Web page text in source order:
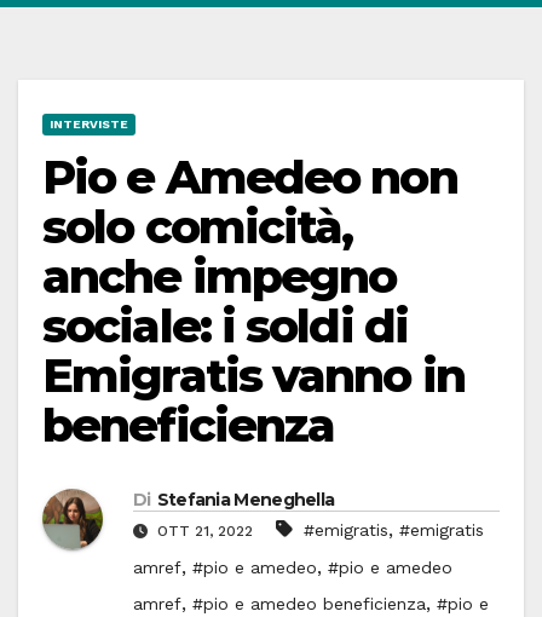
INTERVISTE
Pio e Amedeo non
solo comicità,
anche impegno
sociale: i soldi di
Emigratis vanno in
beneficienza
Di Stefania Meneghella
OTT 21, 2022 #emigratis, #emigratis
amref, #pio e amedeo, #pio e amedeo
amref, #pio e amedeo beneficienza, #pio e